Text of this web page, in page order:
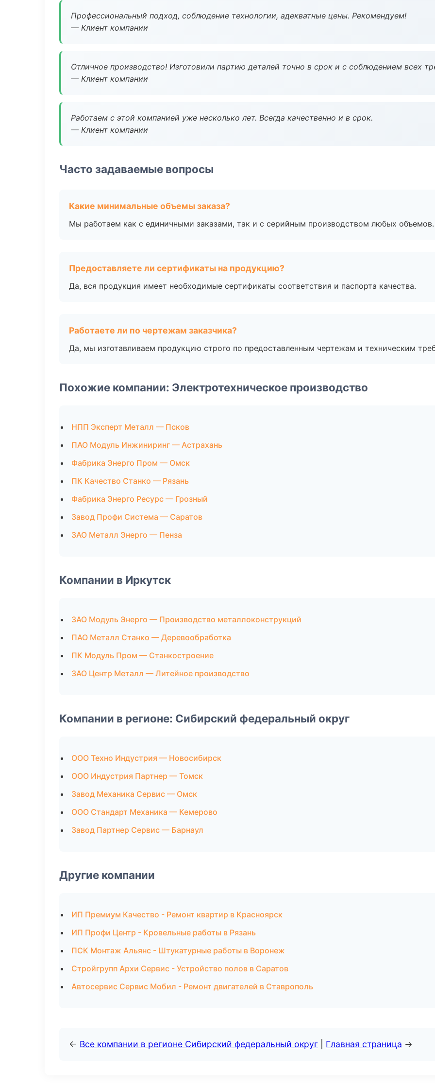
Профессиональный подход, соблюдение технологии, адекватные цены. Рекомендуем!
— Клиент компании
Отличное производство! Изготовили партию деталей точно в срок и с соблюдением всех
— Клиент компании
Работаем с этой компанией уже несколько лет. Всегда качественно и в срок.
— Клиент компании
Часто задаваемые вопросы
Какие минимальные объемы заказа?
Мы работаем как с единичными заказами, так и с серийным производством любых объемов.
Предоставляете ли сертификаты на продукцию?
Да, вся продукция имеет необходимые сертификаты соответствия и паспорта качества.
Работаете ли по чертежам заказчика?
Да, мы изготавливаем продукцию строго по предоставленным чертежам и техническим
Похожие компании: Электротехническое производство
НПП Эксперт Металл — Псков
ПАО Модуль Инжиниринг — Астрахань
Фабрика Энерго Пром — Омск
ПК Качество Станко — Рязань
Фабрика Энерго Ресурс — Грозный
Завод Профи Система — Саратов
ЗАО Металл Энерго — Пенза
Компании в Иркутск
ЗАО Модуль Энерго — Производство металлоконструкций
ПАО Металл Станко — Деревообработка
ПК Модуль Пром — Станкостроение
ЗАО Центр Металл — Литейное производство
Компании в регионе: Сибирский федеральный округ
ООО Техно Индустрия — Новосибирск
ООО Индустрия Партнер — Томск
Завод Механика Сервис — Омск
ООО Стандарт Механика — Кемерово
Завод Партнер Сервис — Барнаул
Другие компании
ИП Премиум Качество - Ремонт квартир в Красноярск
ИП Профи Центр - Кровельные работы в Рязань
ПСК Монтаж Альянс - Штукатурные работы в Воронеж
Стройгрупп Архи Сервис - Устройство полов в Саратов
Автосервис Сервис Мобил - Ремонт двигателей в Ставрополь
← Все компании в регионе Сибирский федеральный округ Главная страница →